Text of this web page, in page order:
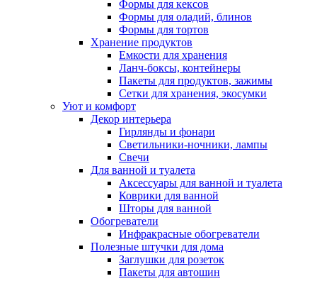
Формы для кексов
Формы для оладий, блинов
Формы для тортов
Хранение продуктов
Емкости для хранения
Ланч-боксы, контейнеры
Пакеты для продуктов, зажимы
Сетки для хранения, экосумки
Уют и комфорт
Декор интерьера
Гирлянды и фонари
Светильники-ночники, лампы
Свечи
Для ванной и туалета
Аксессуары для ванной и туалета
Коврики для ванной
Шторы для ванной
Обогреватели
Инфракрасные обогреватели
Полезные штучки для дома
Заглушки для розеток
Пакеты для автошин